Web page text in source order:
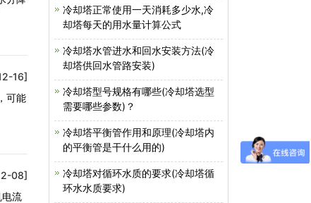
16]
可能
08]
流
冷却塔正常使用一天消耗多少水,冷
却塔每天的用水量计算公式
冷却塔水管进水和回水安装方法(冷
却塔供回水管路安装)
冷却塔型号规格有哪些(冷却塔选型
需要哪些参数)？
冷却塔平衡管作用和原理(冷却塔内
的平衡管是干什么用的)
冷却塔对循环水质的要求(冷却塔循
环水水质要求)